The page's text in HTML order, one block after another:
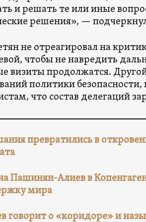
и решать те или иные
решения», —
не отреагировал на
чтобы не навредить
визиты продолжатся.
политики
что состав делегаций
превратились в
Пашинян-Алиев в
мира
говорит о «коридоре» и